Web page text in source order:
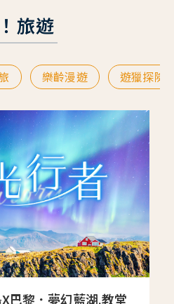
旅遊
樂齡漫遊 遊獵探險
巴黎．夢幻藍湖.教堂